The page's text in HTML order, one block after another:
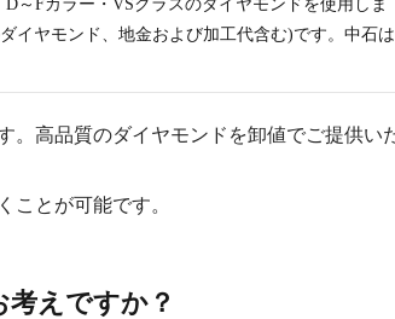
～Fカラー・VSクラスのダイヤモンドを使用しま
イヤモンド、地金および加工代含む)です。中石は
高品質のダイヤモンドを卸値でご提供い
とが可能です。
考えですか？